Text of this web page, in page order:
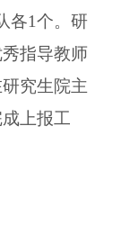
各1个。研
指导教师
究生院主
上报工